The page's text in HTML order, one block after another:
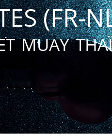
(FR-
muay